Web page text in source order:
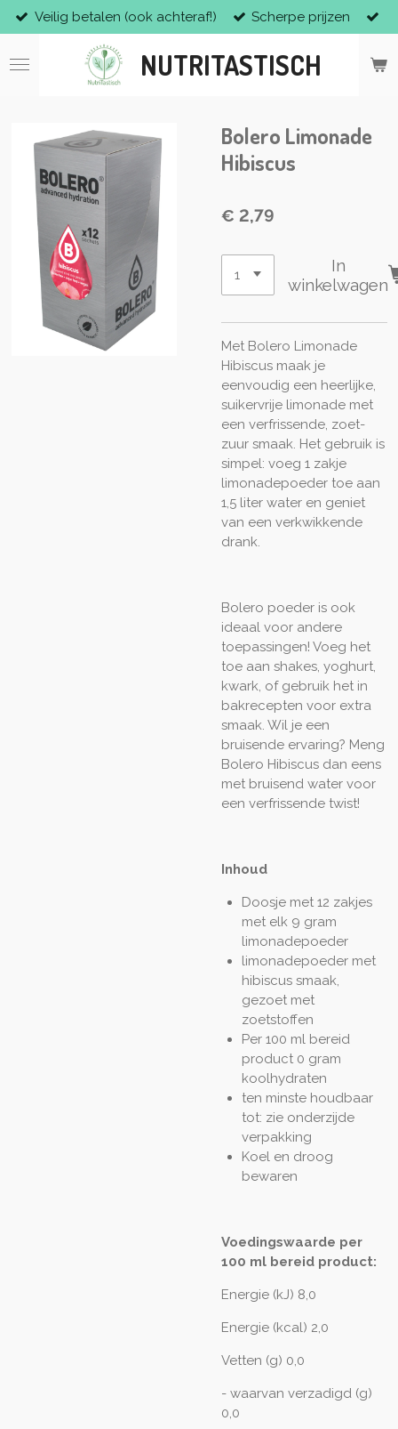
Ga
direct
naar
NUTRITASTISCH
Veilig betalen (ook achteraf!) Scherpe prijzen
Bolero Limonade
Hibiscus
€ 2,79
In
winkelwagen
Met Bolero Limonade
Hibiscus maak je
eenvoudig een heerlijke,
suikervrije limonade met
een verfrissende, zoet-
zuur smaak. Het gebruik is
simpel: voeg 1 zakje
limonadepoeder toe aan
1,5 liter water en geniet
van een verkwikkende
drank.
Bolero poeder is ook
ideaal voor andere
toepassingen! Voeg het
toe aan shakes, yoghurt,
kwark, of gebruik het in
bakrecepten voor extra
smaak. Wil je een
bruisende ervaring? Meng
Bolero Hibiscus dan eens
met bruisend water voor
een verfrissende twist!
Inhoud
Doosje met 12 zakjes
met elk 9 gram
limonadepoeder
limonadepoeder met
hibiscus smaak,
gezoet met
zoetstoffen
Per 100 ml bereid
product 0 gram
koolhydraten
ten minste houdbaar
tot: zie onderzijde
verpakking
Koel en droog
bewaren
Voedingswaarde per
100 ml bereid product:
Energie (kJ) 8,0
Energie (kcal) 2,0
Vetten (g) 0,0
- waarvan verzadigd (g)
0,0